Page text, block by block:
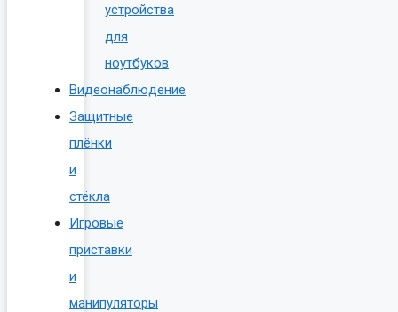
устройства
для
ноутбуков
Видеонаблюдение
Защитные
плёнки
и
стёкла
Игровые
приставки
и
манипуляторы